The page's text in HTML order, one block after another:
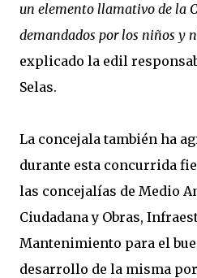
un elemento llamativo de la
demandados por los niños y
explicado la edil
Selas.
La concejala también ha
durante esta concurrida
las concejalías de Medio
Ciudadana y Obras,
Mantenimiento para el
desarrollo de la misma